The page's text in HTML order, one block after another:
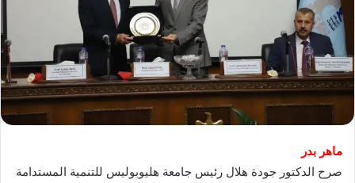
ماهر بدر
صرح الدكتور جودة هلال رئيس جامعة هليوبوليس للتنمية المستدامة